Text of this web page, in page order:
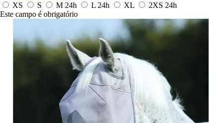
XS
S M 24h L 24h XL 2XS 24h
Este campo é obrigatório